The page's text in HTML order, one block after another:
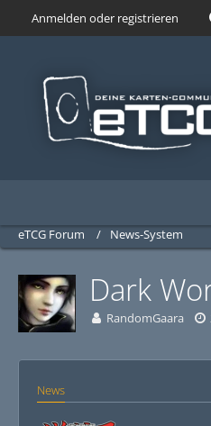
Anmelden oder registrieren
eTCG Forum
News-System
Dark
RandomGaara
News